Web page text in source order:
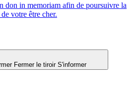
don in memoriam afin de poursuivre la
votre être cher.
Fermer le tiroir S'informer